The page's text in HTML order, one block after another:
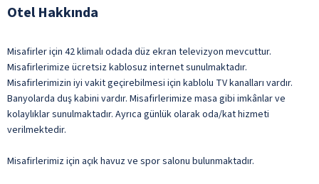
Otel Hakkında
Misafirler için 42 klimalı odada düz ekran televizyon mevcuttur.
Misafirlerimize ücretsiz kablosuz internet sunulmaktadır.
Misafirlerimizin iyi vakit geçirebilmesi için kablolu TV kanalları vardır.
Banyolarda duş kabini vardır. Misafirlerimize masa gibi imkânlar ve
kolaylıklar sunulmaktadır. Ayrıca günlük olarak oda/kat hizmeti
verilmektedir.
Misafirlerimiz için açık havuz ve spor salonu bulunmaktadır.